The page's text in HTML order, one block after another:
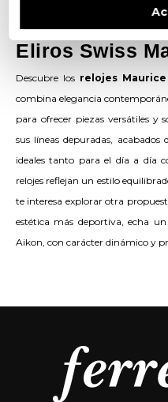
Colección
Eliros Swiss
Descubre los relojes
combina elegancia
para ofrecer piezas versátiles y
sus líneas depuradas,
ideales tanto para el día a día
relojes reflejan un estilo
te interesa explorar otra
estética más deportiva, echa
Aikon, con carácter dinámico y